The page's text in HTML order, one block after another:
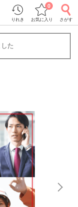
りれき お気に入り
0
さがす
た